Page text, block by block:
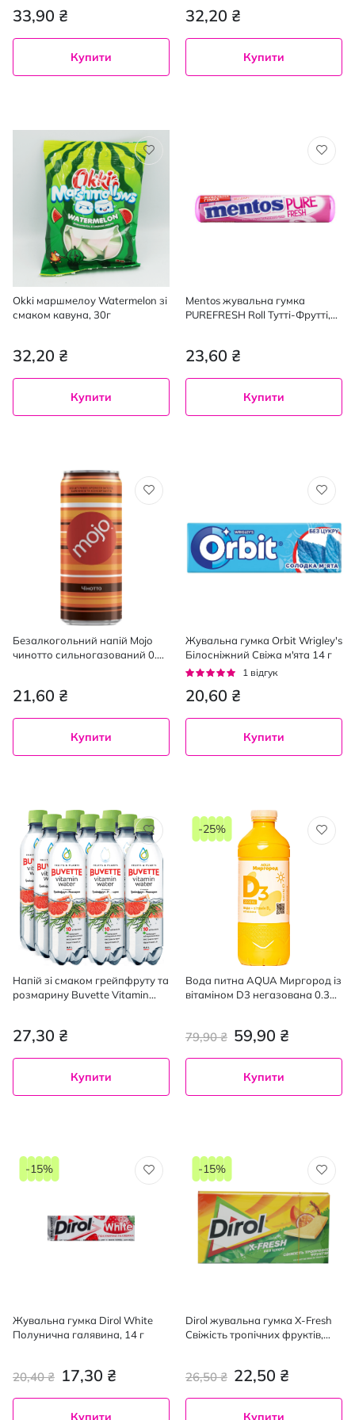
33,90 ₴
Купити
32,20 ₴
Купити
Okki маршмелоу Watermelon зі
смаком кавуна, 30г
32,20 ₴
Купити
Mentos жувальна гумка
PUREFRESH Roll Тутті-Фрутті,
23,60 ₴
Купити
Безалкогольний напій Mojo
чинотто сильногазований 0.33
21,60 ₴
Купити
Жувальна гумка Orbit Wrigley's
Білосніжний Свіжа м'ята 14 г
Рейтинг:
1 відгук
20,60 ₴
Купити
Напій зі смаком грейпфруту та
розмарину Buvette Vitamin
27,30 ₴
Купити
Вода питна AQUA Миргород із
вітаміном D3 негазована 0.33
59,90 ₴
79,90 ₴
-25%
Купити
Жувальна гумка Dirol White
Полунична галявина, 14 г
17,30 ₴
20,40 ₴
-15%
Купити
Dirol жувальна гумка X-Fresh
Свіжість тропічних фруктів,
22,50 ₴
26,50 ₴
-15%
Купити